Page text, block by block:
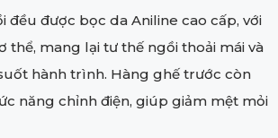
đều được bọc da Aniline cao cấp, với
thể, mang lại tư thế ngồi thoải mái và
hành trình. Hàng ghế trước còn
năng chỉnh điện, giúp giảm mệt mỏi